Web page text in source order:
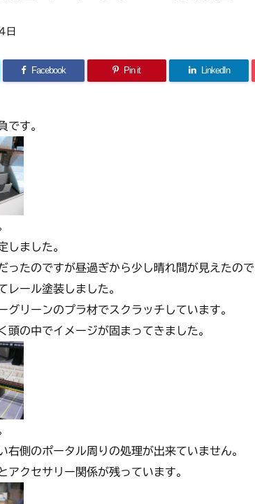
日
Facebook Pin it LinkedIn
です。
しました。
ったのですが昼過ぎから少し晴れ間が見えたので
レール塗装しました。
グリーンのプラ材でスクラッチしています。
頭の中でイメージが固まってきました。
右側のポータル周りの処理が出来ていません。
アクセサリー関係が残っています。